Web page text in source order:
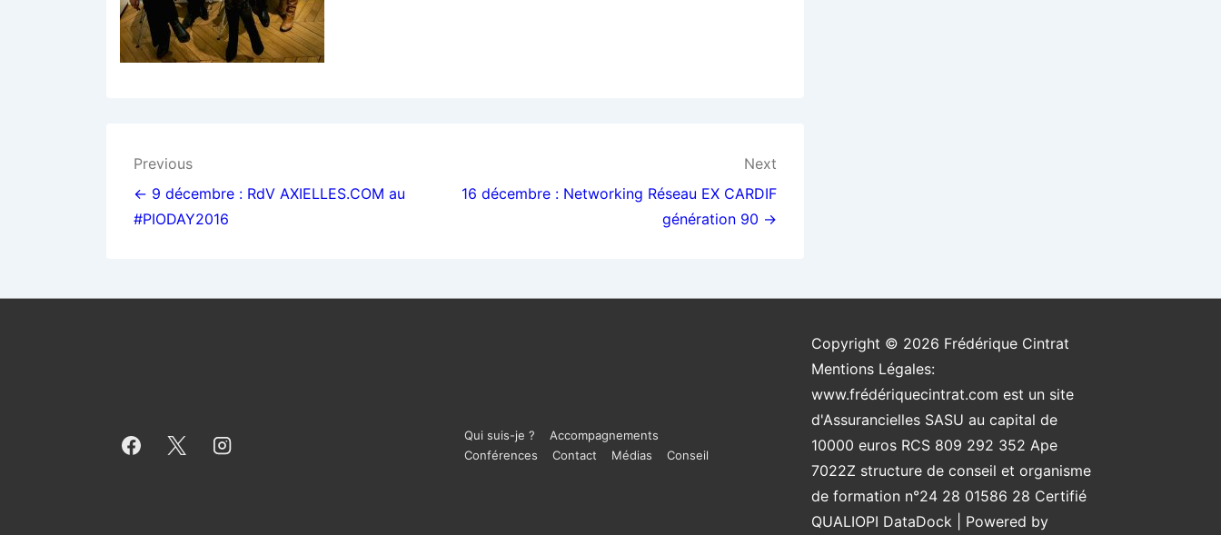
Navigation
de
l’article
Previous
← 9 décembre : RdV AXIELLES.COM au
#PIODAY2016
Next
16 décembre : Networking Réseau EX CARDIF
génération 90 →
Menu
Qui suis-je ?
Accompagnements
Conférences
Contact Médias Conseil
Copyright © 2026 Frédérique Cintrat
Mentions Légales:
www.frédériquecintrat.com est un site
d'Assurancielles SASU au capital de
10000 euros RCS 809 292 352 Ape
7022Z structure de conseil et organisme
de formation n°24 28 01586 28 Certifié
QUALIOPI DataDock
| Powered by